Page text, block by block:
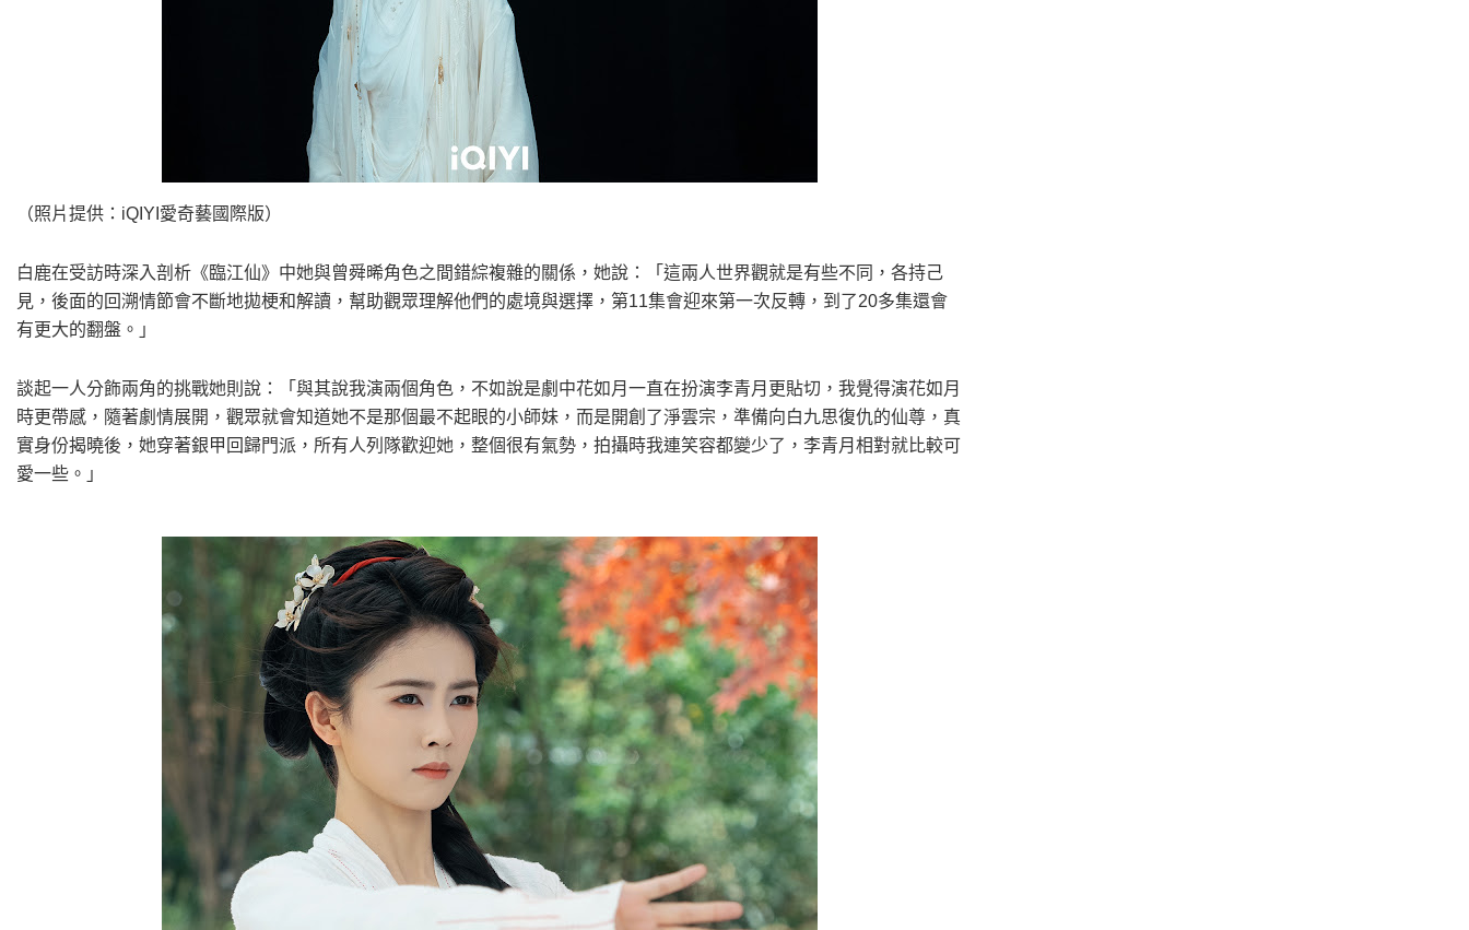
（照片提供：iQIYI愛奇藝國際版）
白鹿在受訪時深入剖析《臨江仙》中她與曾舜晞角色之間錯綜複雜的關係，她說：「這兩人世界觀就是有些不同，各持己
見，後面的回溯情節會不斷地拋梗和解讀，幫助觀眾理解他們的處境與選擇，第11集會迎來第一次反轉，到了20多集還會
有更大的翻盤。」
談起一人分飾兩角的挑戰她則說：「與其說我演兩個角色，不如說是劇中花如月一直在扮演李青月更貼切，我覺得演花如月
時更帶感，隨著劇情展開，觀眾就會知道她不是那個最不起眼的小師妹，而是開創了淨雲宗，準備向白九思復仇的仙尊，真
實身份揭曉後，她穿著銀甲回歸門派，所有人列隊歡迎她，整個很有氣勢，拍攝時我連笑容都變少了，李青月相對就比較可
愛一些。」